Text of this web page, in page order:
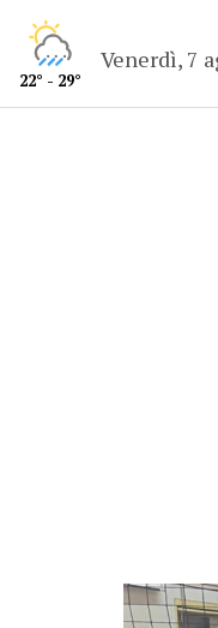
22° - 29°
Venerdì, 7